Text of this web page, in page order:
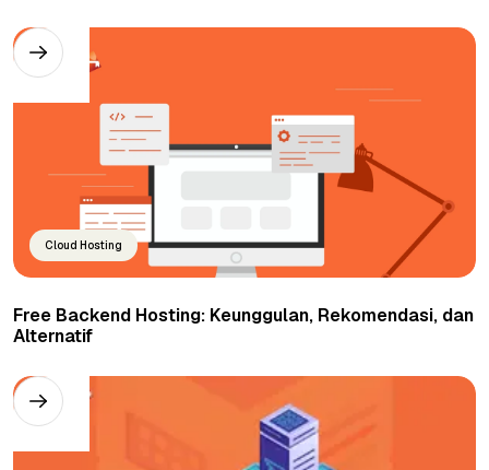
Cloud Hosting
Free Backend Hosting: Keunggulan, Rekomendasi, dan
Alternatif